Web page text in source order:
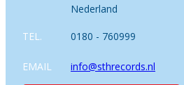
Nederland
TEL. 0180 - 760999
EMAIL info@sthrecords.nl